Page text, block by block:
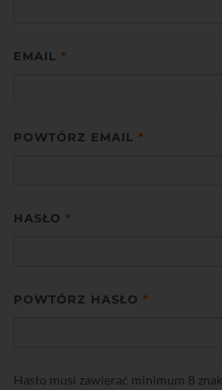
EMAIL *
POWTÓRZ EMAIL *
HASŁO *
POWTÓRZ HASŁO *
Hasło musi zawierać minimum 8